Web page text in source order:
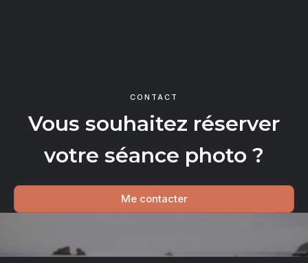
CONTACT
Vous souhaitez réserver
votre séance photo ?
Me contacter